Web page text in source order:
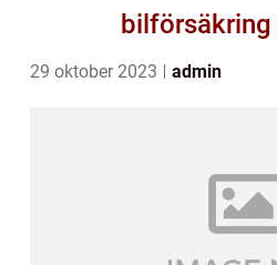
29 oktober 2023 admin